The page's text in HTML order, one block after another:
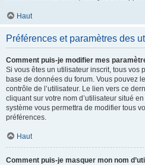
Haut
Préférences et paramètres des
Comment puis-je modifier mes
Si vous êtes un utilisateur inscrit, tous vos
base de données du forum. Vous pouvez
contrôle de l’utilisateur. Le lien vers ce
cliquant sur votre nom d’utilisateur situé
système vous permettra de modifier tous
préférences.
Haut
Comment puis-je masquer mon nom